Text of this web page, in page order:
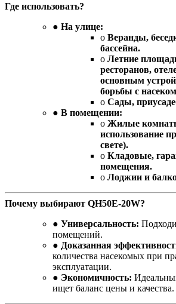
Где использовать?
● На улице:
o Веранды,
бассейна.
o Летние
ресторанов,
основным
борьбы с
o Сады,
● В помещении:
o Жилые
использование
свете).
o Кладовые,
помещения.
o Лоджии и
Почему выбирают QH50E-20W?
● Универсальность:
помещений.
● Доказанная
количества насекомых при
эксплуатации.
● Экономичность:
ищет баланс цены и качества.